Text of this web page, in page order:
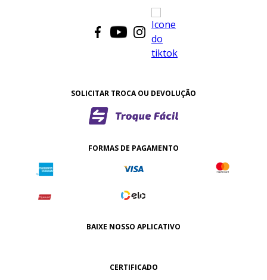
SOLICITAR TROCA OU DEVOLUÇÃO
FORMAS DE PAGAMENTO
BAIXE NOSSO APLICATIVO
CERTIFICADO